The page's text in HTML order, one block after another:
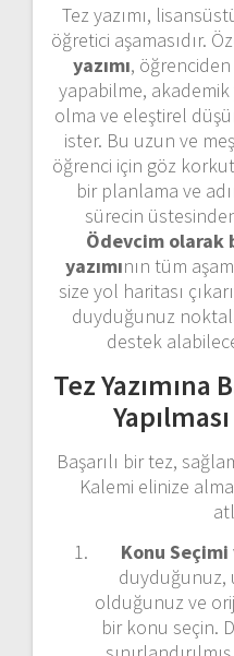
Tez yazımı,
öğretici aşamasıdır.
yazımı, öğrenciden
yapabilme,
olma ve eleştirel
ister. Bu uzun ve
öğrenci için göz
bir planlama ve
sürecin
Ödevcim olarak
yazımının tüm
size yol haritası
duyduğunuz
destek
Tez Yazımına
Başarılı bir tez,
Kalemi elinize
Konu Seçimi
duyduğunuz,
olduğunuz ve
bir konu seçin.